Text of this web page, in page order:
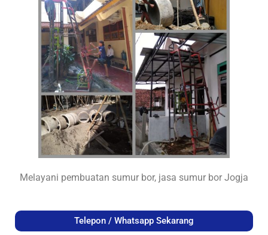
Melayani pembuatan sumur bor, jasa sumur bor Jogja
Telepon / Whatsapp Sekarang